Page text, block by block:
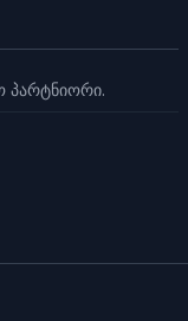
1 Mbps
IEEE802.11b,
2.4 GHz ~
მხარს უჭერს
პროტოკოლი
პარტნიორი.